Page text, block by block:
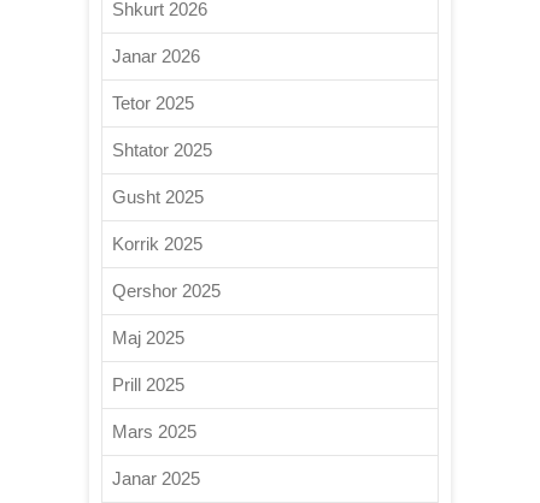
Shkurt 2026
Janar 2026
Tetor 2025
Shtator 2025
Gusht 2025
Korrik 2025
Qershor 2025
Maj 2025
Prill 2025
Mars 2025
Janar 2025